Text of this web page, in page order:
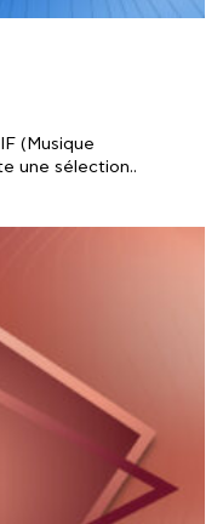
(Musique
une sélection..